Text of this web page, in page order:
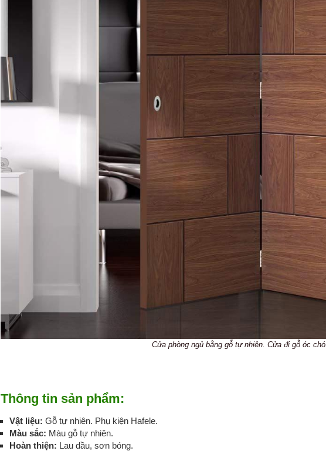
Cửa phòng ngủ bằng gỗ tự nhiên. Cửa đi gỗ óc chó.
Thông tin sản phẩm:
Vật liệu: Gỗ tự nhiên. Phụ kiện Hafele.
Màu sắc: Màu gỗ tự nhiên.
Hoàn thiện: Lau dầu, sơn bóng.